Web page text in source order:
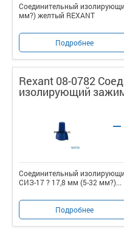
Соединительный
мм?) желтый REXANT
Подробнее
Rexant 08-0782
изолирующий
Соединительный
СИЗ-17 ? 17,8 мм (5-32 мм?)...
Подробнее